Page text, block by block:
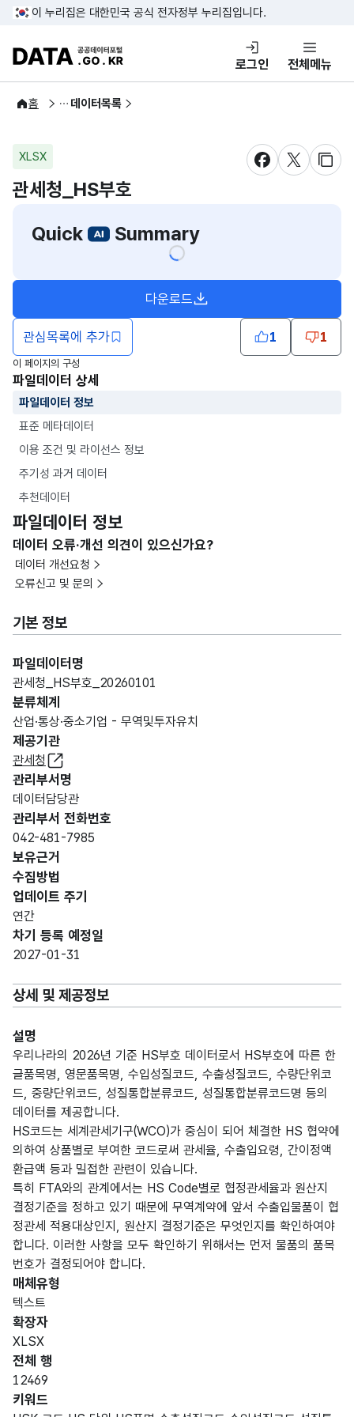
콘텐츠 바로가기
푸터 바로가기
이 누리집은 대한민국 공식 전자정부 누리집입니다.
DATA.GO.KR 공공데이터포털
로그인 전체메뉴
홈
공공데이터 데이터목록
XLSX
새창 열림새창 열림
새창
관세청_HS부호
Quick
Summary
관심목록에 추가
다운로드
1 1
이 페이지의 구성
파일데이터 상세
파일데이터 정보
표준 메타데이터
이용 조건 및 라이선스 정보
주기성 과거 데이터
추천데이터
파일데이터 정보
데이터 오류·개선 의견이 있으신가요?
데이터 개선요청
오류신고 및 문의
기본 정보
파일데이터명
관세청_HS부호_20260101
분류체계
산업·통상·중소기업 - 무역및투자유치
제공기관
관세청
관리부서명
데이터담당관
관리부서 전화번호
042-481-7985
보유근거
수집방법
업데이트 주기
연간
차기 등록 예정일
2027-01-31
상세 및 제공정보
설명
우리나라의 2026년 기준 HS부호 데이터로서 HS부호에 따른 한
글품목명, 영문품목명, 수입성질코드, 수출성질코드, 수량단위코
드, 중량단위코드, 성질통합분류코드, 성질통합분류코드명 등의
데이터를 제공합니다.
HS코드는 세계관세기구(WCO)가 중심이 되어 체결한 HS 협약에
의하여 상품별로 부여한 코드로써 관세율, 수출입요령, 간이정액
환급액 등과 밀접한 관련이 있습니다.
특히 FTA와의 관계에서는 HS Code별로 협정관세율과 원산지
결정기준을 정하고 있기 때문에 무역계약에 앞서 수출입물품이 협
정관세 적용대상인지, 원산지 결정기준은 무엇인지를 확인하여야
합니다. 이러한 사항을 모두 확인하기 위해서는 먼저 물품의 품목
번호가 결정되어야 합니다.
매체유형
텍스트
확장자
XLSX
전체 행
12469
키워드